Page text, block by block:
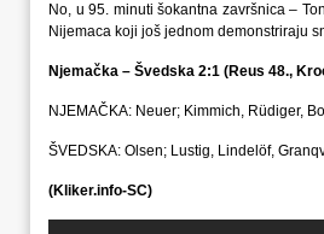
No, u 95. minuti šokantna završnica –
Nijemaca koji još jednom demonstriraju
Njemačka – Švedska 2:1 (Reus 48.,
NJEMAČKA: Neuer; Kimmich, Rüdiger,
ŠVEDSKA: Olsen; Lustig, Lindelöf,
(Kliker.info-SC)